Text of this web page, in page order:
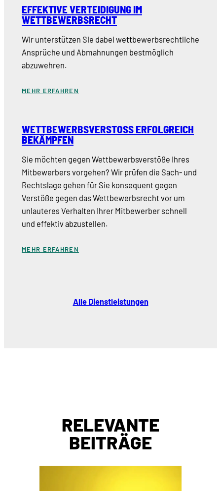
EFFEKTIVE VERTEIDIGUNG IM
WETTBEWERBSRECHT
Wir unterstützen Sie dabei wettbewerbsrechtliche
Ansprüche und Abmahnungen bestmöglich
abzuwehren.
MEHR ERFAHREN
WETTBEWERBSVERSTOSS ERFOLGREICH B
EKÄMPFEN
Sie möchten gegen Wettbewerbsverstöße Ihres
Mitbewerbers vorgehen? Wir prüfen die Sach- und
Rechtslage gehen für Sie konsequent gegen
Verstöße gegen das Wettbewerbsrecht vor um
unlauteres Verhalten Ihrer Mitbewerber schnell
und effektiv abzustellen.
MEHR ERFAHREN
Alle Dienstleistungen
RELEVANTE
BEITRÄGE